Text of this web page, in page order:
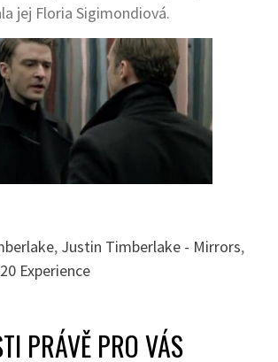
jej Floria Sigimondiová.
, Justin Timberlake - Mirrors,
Experience
PRÁVĚ PRO VÁS